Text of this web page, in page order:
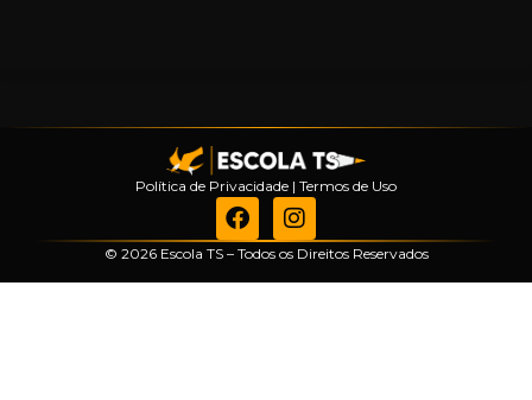
Política de Privacidade | Termos de Uso
© 2026 Escola TS – Todos os Direitos Reservados